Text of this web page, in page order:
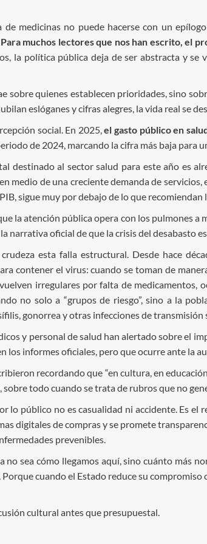
medicinas no puede hacerse con un
Para muchos lectores que nos han escrito, el
la política pública deja de ser abstracta y
sobre quienes establecen prioridades, sino
eslóganes y cifras alegres, la vida real se
social. En 2025,el gasto público en
de 2024, marcando la cifra más baja para
destinado al sector salud para este año es
medio de una creciente demanda de
sigue muy por debajo de lo que
la atención pública opera con los pulmones
narrativa oficial de que la crisis del desabasto
esta falla estructural. Desde hace
contener el virus: cuando se toman de
irregulares por falta de
no solo a “grupos de riesgo”, sino a la
gonorrea y otras infecciones de
y personal de salud han alertado sobre el
los informes oficiales, pero que ocurre ante la
recordando que “en cultura, en
sobre todo cuando se trata de rubros que no
lo público no es casualidad ni accidente. Es
digitales de compras y se promete
prevenibles.
no sea cómo llegamos aquí, sino cuánto más
cuando el Estado reduce su
cultural antes que presupuestal.